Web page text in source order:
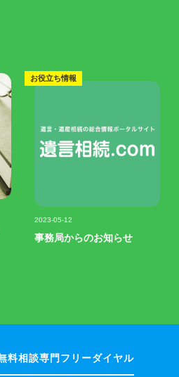
お役立ち情報
2023-05-12
事務局からのお知らせ